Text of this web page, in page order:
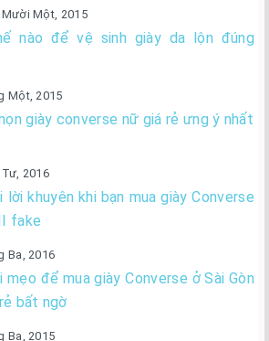
Một, 2015
nào để vệ sinh giày da lộn đúng
Một, 2015
giày converse nữ giá rẻ ưng ý nhất
2016
lời khuyên khi bạn mua giày Converse
fake
Ba, 2016
mẹo để mua giày Converse ở Sài Gòn
bất ngờ
Ba, 2015